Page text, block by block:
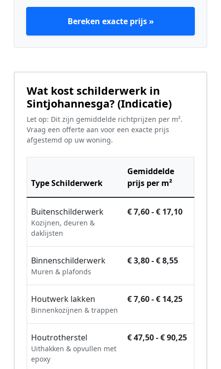
Bereken exacte prijs »
Wat kost schilderwerk in
Sintjohannesga? (Indicatie)
Let op: Dit zijn gemiddelde richtprijzen per m².
Vraag een offerte aan voor een exacte prijs
afgestemd op uw woning.
Type Schilderwerk
Gemiddelde
prijs per m²
Buitenschilderwerk
Kozijnen, deuren &
daklijsten
€ 7,60 - € 17,10
Binnenschilderwerk
Muren & plafonds
€ 3,80 - € 8,55
Houtwerk lakken
Binnenkozijnen & trappen
€ 7,60 - € 14,25
Houtrotherstel
Uithakken & opvullen met
epoxy
€ 47,50 - € 90,25